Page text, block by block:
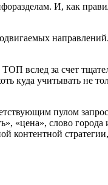
И, как
вслед за счет
куда учитывать не
пулом
«цена», слово
стратегии,